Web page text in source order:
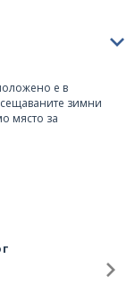
е в
зимни
място за
и с аквапарк, който
те идват за да
от жегите. Край
Дяволкото гърло и